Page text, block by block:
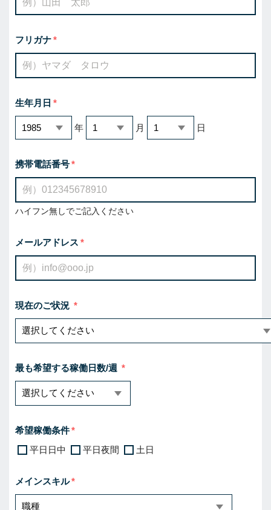
フリガナ
生年月日
年 月 日
携帯電話番号
ハイフン無しでご記入ください
メールアドレス
現在のご状況
最も希望する稼働日数/週
希望稼働条件
平日日中
平日夜間 土日
メインスキル